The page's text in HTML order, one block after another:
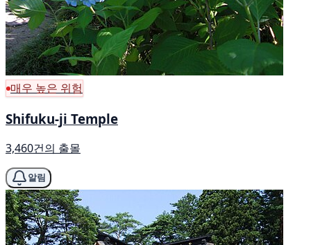
매우 높은 위험
Shifuku-ji Temple
3,460건의 출몰
알림